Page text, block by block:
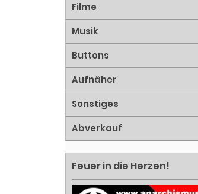
Filme
Musik
Buttons
Aufnäher
Sonstiges
Abverkauf
Feuer in die Herzen!